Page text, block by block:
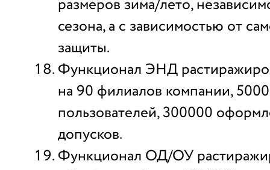
размеров зима/лето,
сезона, а с зависимостью от
защиты.
Функционал ЭНД
на 90 филиалов компании,
пользователей, 300000
допусков.
Функционал ОД/ОУ